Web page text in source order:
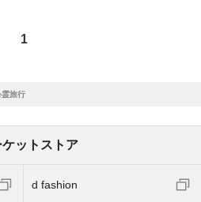
1
霊旅行
ットストア
d fashion